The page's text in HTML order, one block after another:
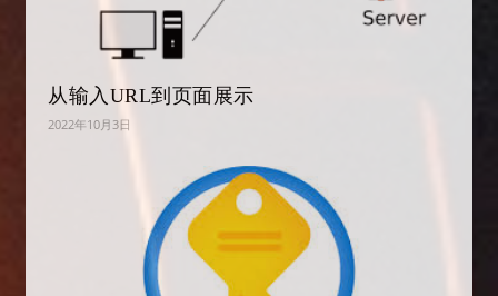
从输入URL到页面展示
2022年10月3日